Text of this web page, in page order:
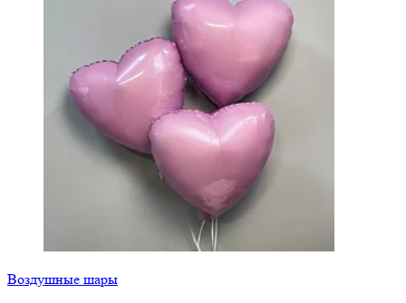
Воздушные шары